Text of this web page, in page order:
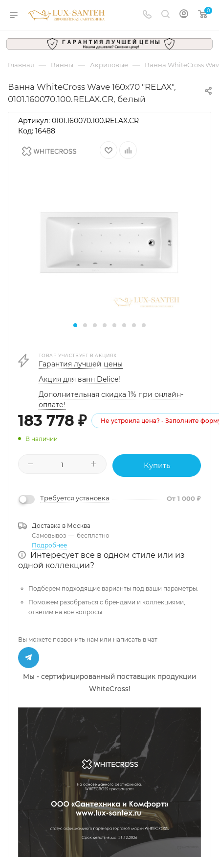
0
Главная — Ванны — Акриловые — Ванна WhiteCross
Ванна WhiteCross Wave 160x70 "RELAX",
0101.160070.100.RELAX.CR, белый
Артикул: 0101.160070.100.RELAX.CR
Код: 16488
ТОВАР УЧАСТВУЕТ В АКЦИЯХ
Гарантия лучшей цены
Акция для ванн Delice!
Дополнительная скидка 1% при онлайн-
оплате!
183 778 ₽ Не устроила цена? - Заполните
В наличии
Купить
Требуется установка От 1 000 ₽
Доставка в Москва
Самовывоз — бесплатно
Подробнее
Интересует все в одном стиле или из
одной коллекции?
Подберем подходящие варианты под ваши параметры.
Поможем разобраться с брендами и коллекциями,
ответим на все вопросы.
Вы можете позвонить нам или написать в чат
Мы - сертифицированный поставщик продукции
WhiteCross!